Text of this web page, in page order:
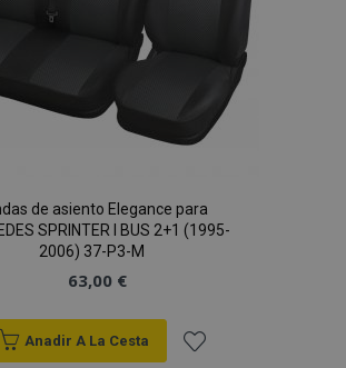
de asiento Elegance para
SPRINTER I BUS 2+1 (1995-
2006) 37-P3-M
63,00 €
Anadir A La Cesta